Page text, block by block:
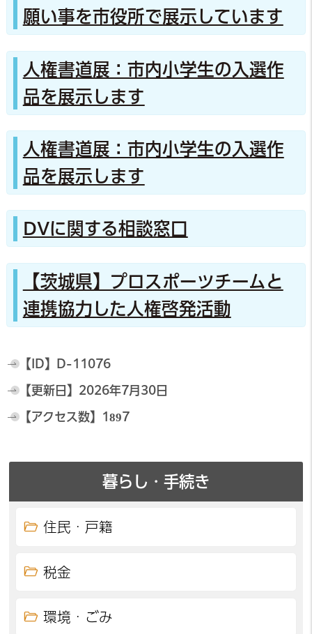
願い事を市役所で展示しています
人権書道展：市内小学生の入選作
品を展示します
人権書道展：市内小学生の入選作
品を展示します
DVに関する相談窓口
【茨城県】プロスポーツチームと
連携協力した人権啓発活動
【ID】 D-11076
【更新日】 2026年7月30日
【アクセス数】 1897
暮らし・手続き
住民・戸籍
税金
環境・ごみ